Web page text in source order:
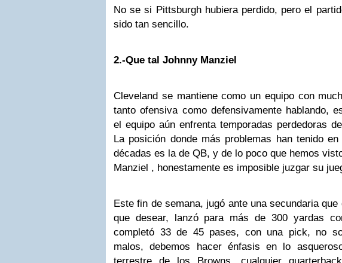
No se si Pittsburgh hubiera perdido, pero el
sido tan sencillo.
2.-Que tal Johnny Manziel
Cleveland se mantiene como un equipo con
tanto ofensiva como defensivamente hablando,
el equipo aún enfrenta temporadas perdedoras
La posición donde más problemas han tenido
décadas es la de QB, y de lo poco que hemos
Manziel , honestamente es imposible juzgar su
Este fin de semana, jugó ante una secundaria que
que desear, lanzó para más de 300 yardas
completó 33 de 45 pases, con una pick, no
malos, debemos hacer énfasis en lo